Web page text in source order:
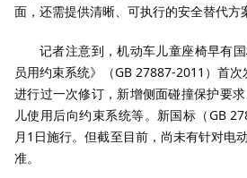
面，还需提供清晰、可执行的安全替代方
记者注意到，机动车儿童座椅早有
员用约束系统》（GB 27887-2011）首
进行过一次修订，新增侧面碰撞保护要
儿使用后向约束系统等。新国标（GB
月1日施行。但截至目前，尚未有针对电
准。